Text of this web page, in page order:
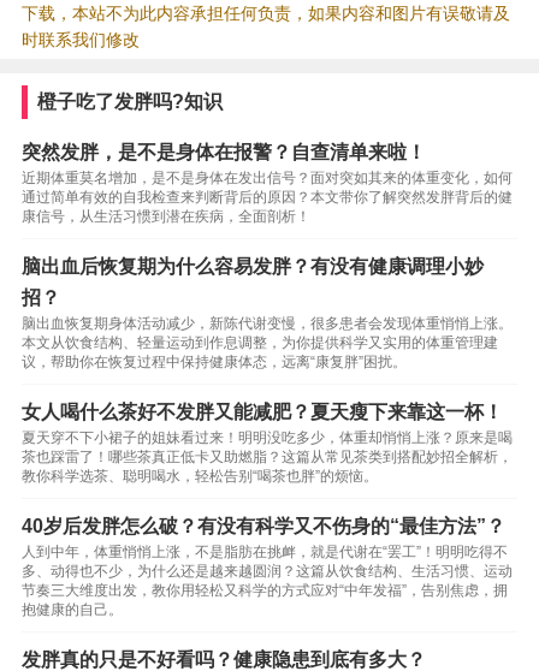
下载，本站不为此内容承担任何负责，如果内容和图片有误敬请及
时联系我们修改
橙子吃了发胖吗?知识
突然发胖，是不是身体在报警？自查清单来啦！
近期体重莫名增加，是不是身体在发出信号？面对突如其来的体重变化，如何
通过简单有效的自我检查来判断背后的原因？本文带你了解突然发胖背后的健
康信号，从生活习惯到潜在疾病，全面剖析！
脑出血后恢复期为什么容易发胖？有没有健康调理小妙
招？
脑出血恢复期身体活动减少，新陈代谢变慢，很多患者会发现体重悄悄上涨。
本文从饮食结构、轻量运动到作息调整，为你提供科学又实用的体重管理建
议，帮助你在恢复过程中保持健康体态，远离“康复胖”困扰。
女人喝什么茶好不发胖又能减肥？夏天瘦下来靠这一杯！
夏天穿不下小裙子的姐妹看过来！明明没吃多少，体重却悄悄上涨？原来是喝
茶也踩雷了！哪些茶真正低卡又助燃脂？这篇从常见茶类到搭配妙招全解析，
教你科学选茶、聪明喝水，轻松告别“喝茶也胖”的烦恼。
40岁后发胖怎么破？有没有科学又不伤身的“最佳方法”？
人到中年，体重悄悄上涨，不是脂肪在挑衅，就是代谢在“罢工”！明明吃得不
多、动得也不少，为什么还是越来越圆润？这篇从饮食结构、生活习惯、运动
节奏三大维度出发，教你用轻松又科学的方式应对“中年发福”，告别焦虑，拥
抱健康的自己。
发胖真的只是不好看吗？健康隐患到底有多大？